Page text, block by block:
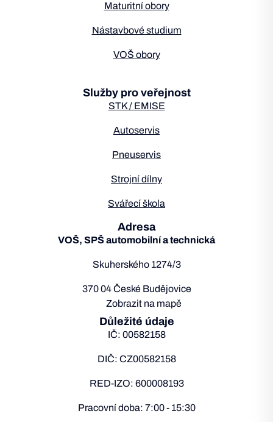
Maturitní obory
Nástavbové studium
VOŠ obory
Služby pro veřejnost
STK / EMISE
Autoservis
Pneuservis
Strojní dílny
Svářecí škola
Adresa
VOŠ, SPŠ automobilní a technická
Skuherského 1274/3
370 04 České Budějovice
Zobrazit na mapě
Důležité údaje
IČ: 00582158
DIČ: CZ00582158
RED-IZO: 600008193
Pracovní doba: 7:00 - 15:30